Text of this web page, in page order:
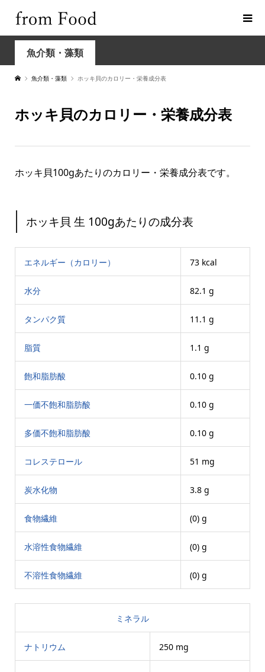
魚介類・藻類
魚介類・藻類 ホッキ貝のカロリー・栄養成分表
ホッキ貝のカロリー・栄養成分表
ホッキ貝100gあたりのカロリー・栄養成分表です。
ホッキ貝 生 100gあたりの成分表
エネルギー（カロリー） 73 kcal
水分 82.1 g
タンパク質 11.1 g
脂質 1.1 g
飽和脂肪酸 0.10 g
一価不飽和脂肪酸 0.10 g
多価不飽和脂肪酸 0.10 g
コレステロール 51 mg
炭水化物 3.8 g
食物繊維 (0) g
水溶性食物繊維 (0) g
不溶性食物繊維 (0) g
ミネラル
ナトリウム 250 mg